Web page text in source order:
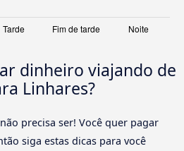
dinheiro viajando de
Linhares?
precisa ser! Você quer pagar
siga estas dicas para você